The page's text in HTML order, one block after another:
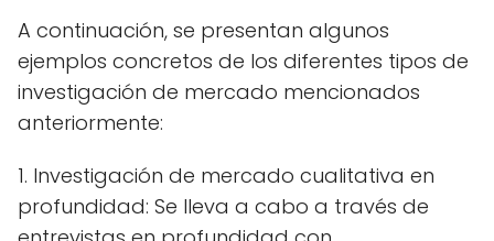
A continuación, se presentan algunos
ejemplos concretos de los diferentes tipos de
investigación de mercado mencionados
anteriormente:
1. Investigación de mercado cualitativa en
profundidad: Se lleva a cabo a través de